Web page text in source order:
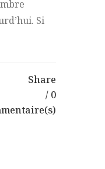
Si
Share
0